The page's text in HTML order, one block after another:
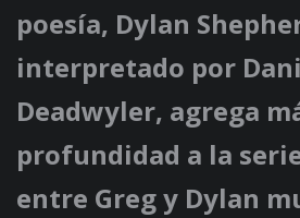
poesía, Dylan
interpretado por
Deadwyler, agrega
profundidad a la
entre Greg y Dylan